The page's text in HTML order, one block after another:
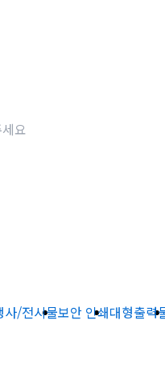
사/전시물보안 인쇄대형출력